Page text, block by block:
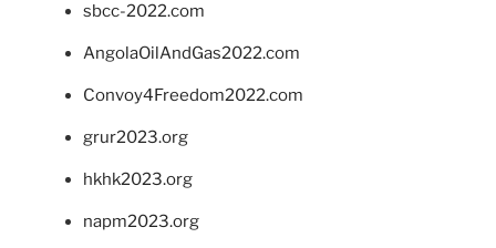
sbcc-2022.com
AngolaOilAndGas2022.com
Convoy4Freedom2022.com
grur2023.org
hkhk2023.org
napm2023.org